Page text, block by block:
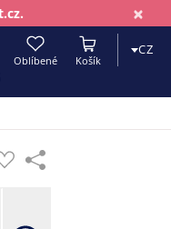
×
Oblíbené Košík
CZ